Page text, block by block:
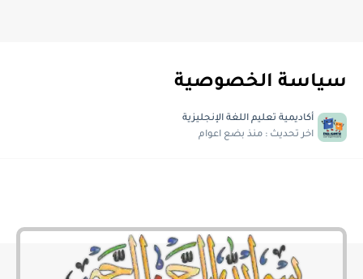
سياسة الخصوصية
أكاديمية تعليم اللغة الإنجليزية
اخر تحديث : منذ بضع اعوام